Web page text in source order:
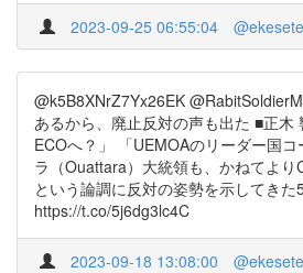
2023-09-25 06:55:04
@k5B8XNrZ7Yx26EK
あるから、廃止反対の声も出た ■正木
ECOへ？」 「UEMOAのリーダー国
ラ（Ouattara）大統領も、かねてより
という論調に反対の姿勢を示してきた5
https://t.co/5j6dg3lc4C
2023-09-18 13:08:00